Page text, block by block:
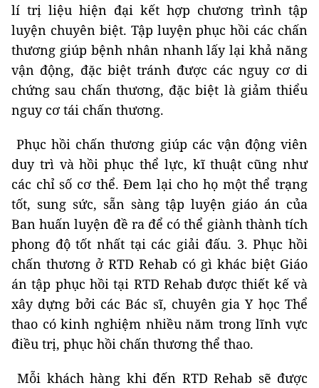
lí trị liệu hiện đại kết hợp chương trình tập
luyện chuyên biệt. Tập luyện phục hồi các chấn
thương giúp bệnh nhân nhanh lấy lại khả năng
vận động, đặc biệt tránh được các nguy cơ di
chứng sau chấn thương, đặc biệt là giảm thiểu
nguy cơ tái chấn thương.
Phục hồi chấn thương giúp các vận động viên
duy trì và hồi phục thể lực, kĩ thuật cũng như
các chỉ số cơ thể. Đem lại cho họ một thể trạng
tốt, sung sức, sẵn sàng tập luyện giáo án của
Ban huấn luyện đề ra để có thể giành thành tích
phong độ tốt nhất tại các giải đấu. 3. Phục hồi
chấn thương ở RTD Rehab có gì khác biệt Giáo
án tập phục hồi tại RTD Rehab được thiết kế và
xây dựng bởi các Bác sĩ, chuyên gia Y học Thể
thao có kinh nghiệm nhiều năm trong lĩnh vực
điều trị, phục hồi chấn thương thể thao.
Mỗi khách hàng khi đến RTD Rehab sẽ được